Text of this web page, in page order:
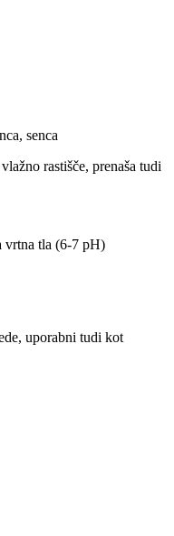
senca
rastišče, prenaša tudi
vrtna tla (6-7 pH)
uporabni tudi kot